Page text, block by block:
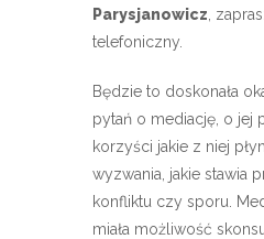
Parysjanowicz ,
telefoniczny.
Będzie to doskonała
pytań o mediację, o jej
korzyści jakie z niej
wyzwania, jakie stawia
konfliktu czy sporu.
miała możliwość